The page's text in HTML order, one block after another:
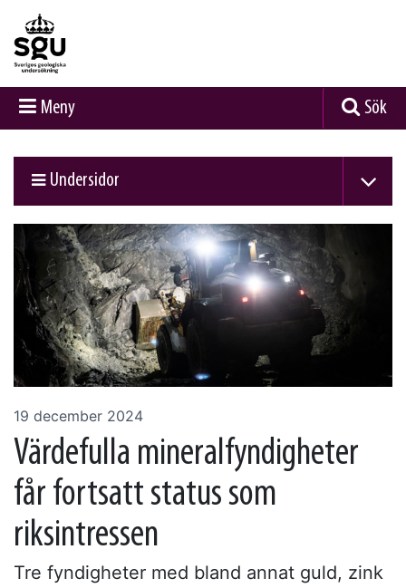
Meny Sök
Undersidor
19 december 2024
Värdefulla mineralfyndigheter
får fortsatt status som
riksintressen
Tre fyndigheter med bland annat guld, zink